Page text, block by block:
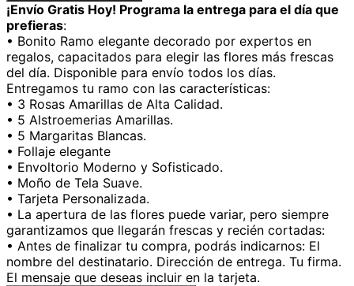
¡Envío Gratis Hoy! Programa la entrega para el día que
prefieras:
• Bonito Ramo elegante decorado por expertos en
regalos, capacitados para elegir las flores más frescas
del día. Disponible para envío todos los días.
Entregamos tu ramo con las características:
• 3 Rosas Amarillas de Alta Calidad.
• 5 Alstroemerias Amarillas.
• 5 Margaritas Blancas.
• Follaje elegante
• Envoltorio Moderno y Sofisticado.
• Moño de Tela Suave.
• Tarjeta Personalizada.
• La apertura de las flores puede variar, pero siempre
garantizamos que llegarán frescas y recién cortadas:
• Antes de finalizar tu compra, podrás indicarnos: El
nombre del destinatario. Dirección de entrega. Tu firma.
El mensaje que deseas incluir en la tarjeta.